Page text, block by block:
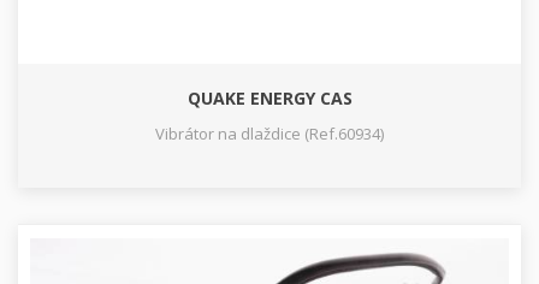
QUAKE ENERGY CAS
Vibrátor na dlaždice (Ref.60934)